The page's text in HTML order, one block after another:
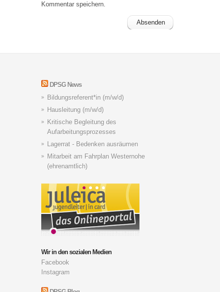
Kommentar speichern.
DPSG News
Bildungsreferent*in (m/w/d)
Hausleitung (m/w/d)
Kritische Begleitung des
Aufarbeitungsprozesses
Lagerrat - Bedenken ausräumen
Mitarbeit am Fahrplan Westernohe
(ehrenamtlich)
Wir in den sozialen Medien
Facebook
Instagram